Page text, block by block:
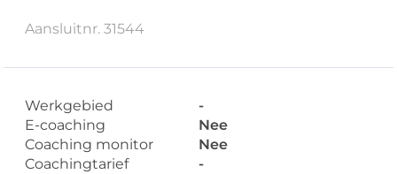
Aansluitnr. 31544
Werkgebied
-
E-coaching
Nee
Coaching monitor
Nee
Coachingtarief
-